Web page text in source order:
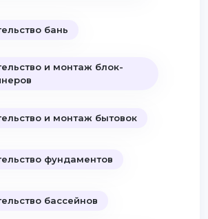
бань
и монтаж блок-
и монтаж бытовок
фундаментов
бассейнов